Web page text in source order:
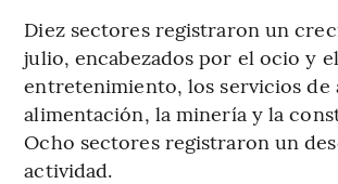
Diez sectores registraron un
julio, encabezados por el ocio y el
entretenimiento, los servicios de
alimentación, la minería y la
Ocho sectores registraron un
actividad.